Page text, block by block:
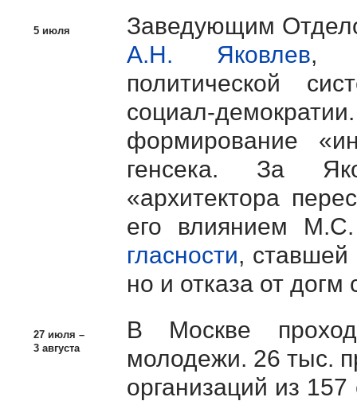
5 июля
Заведующим
А.Н. Яковлев,
политической
социал-демократии
формирование
генсека. За
«архитектора
его влиянием М.С.
гласности, ставшей
но и отказа от догм
27 июля –
3 августа
В Москве
молодежи. 26 тыс.
организаций из